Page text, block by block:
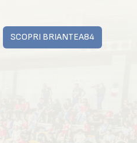
SCOPRI BRIANTEA84